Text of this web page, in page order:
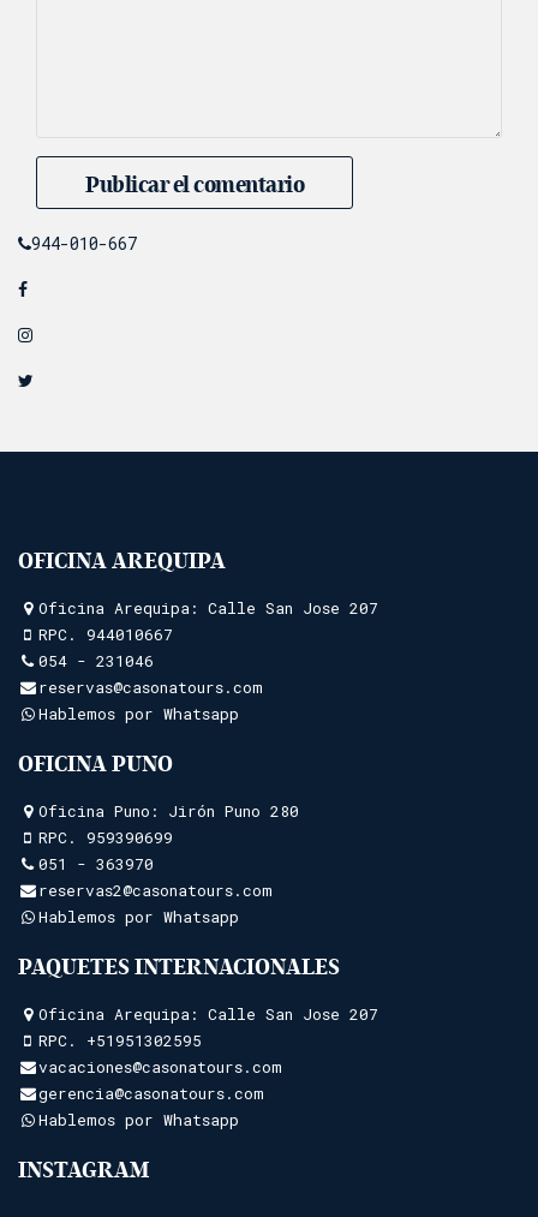
944-010-667
OFICINA AREQUIPA
Oficina Arequipa: Calle San Jose 207
RPC. 944010667
054 - 231046
reservas@casonatours.com
Hablemos por Whatsapp
OFICINA PUNO
Oficina Puno: Jirón Puno 280
RPC. 959390699
051 - 363970
reservas2@casonatours.com
Hablemos por Whatsapp
PAQUETES INTERNACIONALES
Oficina Arequipa: Calle San Jose 207
RPC. +51951302595
vacaciones@casonatours.com
gerencia@casonatours.com
Hablemos por Whatsapp
INSTAGRAM